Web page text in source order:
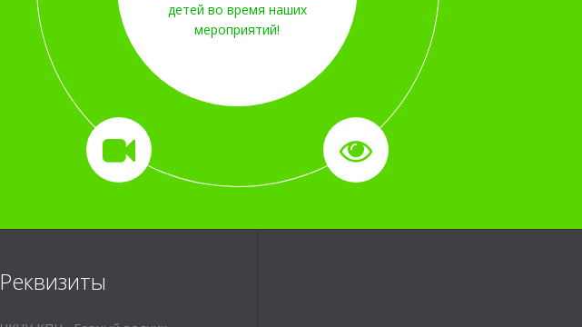
детей во время наших
мероприятий!
Реквизиты